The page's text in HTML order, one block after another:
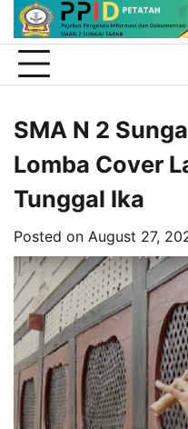
Skip
content
SMA N 2
Lomba Cover
Tunggal Ika
Posted on August 27,